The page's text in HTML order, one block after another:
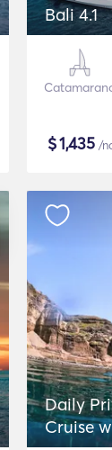
Bali 4.1
$1,435 /
Daily
Cruise